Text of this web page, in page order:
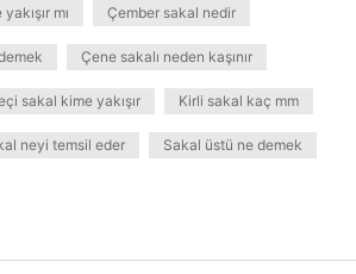
mı Çember sakal nedir
Çene sakalı neden kaşınır
sakal kime yakışır Kirli sakal kaç mm
neyi temsil eder Sakal üstü ne demek